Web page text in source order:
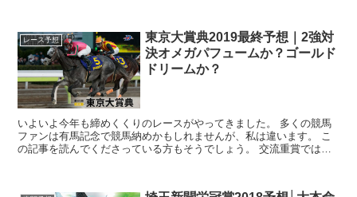
レース予想
東京大賞典2019最終予想｜2強対
決オメガパフュームか？ゴールド
ドリームか？
いよいよ今年も締めくくりのレースがやってきました。 多くの競馬
ファンは有馬記念で競馬納めかもしれませんが、私は違います。 こ
の記事を読んでくださっている方もそうでしょう。 交流重賞ではあ